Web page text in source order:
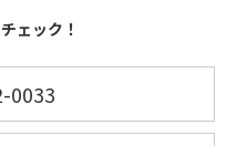
ェック！
0033